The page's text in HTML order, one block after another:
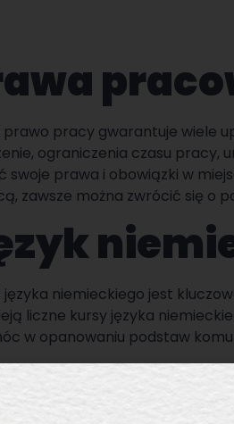
prawo pracy gwarantuje wiele
ograniczenia czasu pracy,
swoje prawa i obowiązki w
zawsze można zwrócić się o
niemieckiego jest
liczne kursy języka
w opanowaniu podstaw